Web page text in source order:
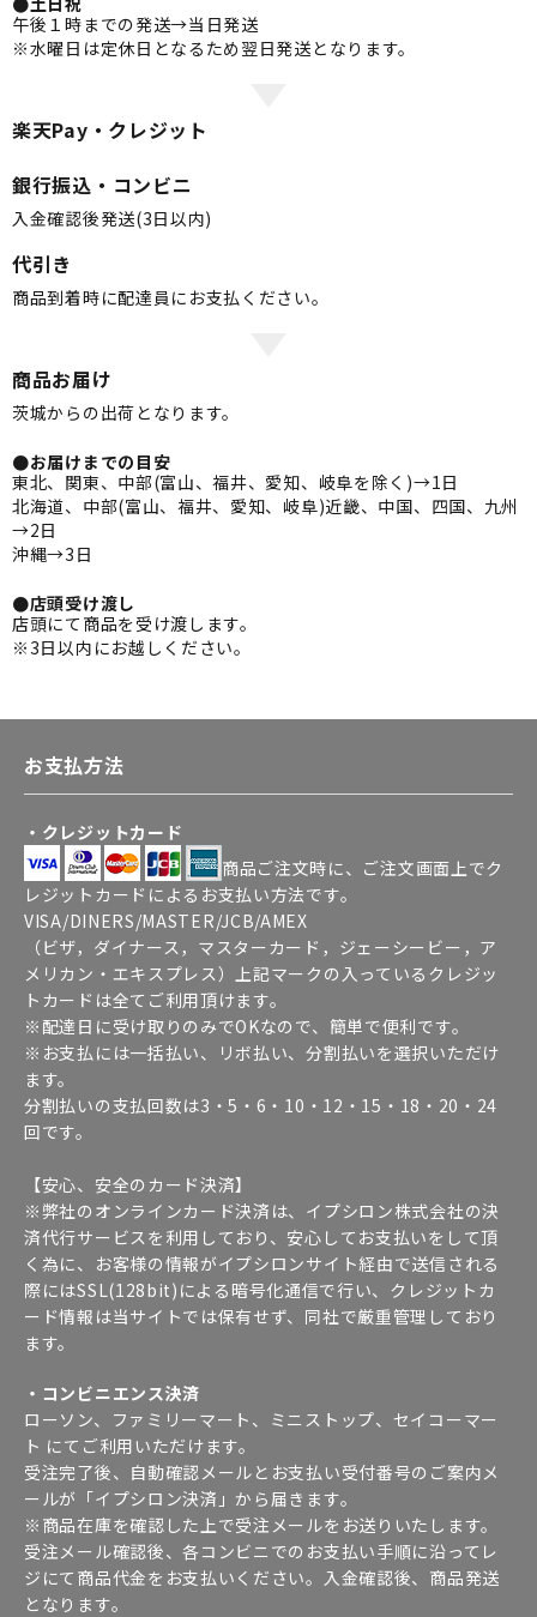
午後１時までの発送→当日発送
※水曜日は定休日となるため翌日発送となります。
楽天Pay・クレジット
銀行振込・コンビニ
入金確認後発送(3日以内)
代引き
商品到着時に配達員にお支払ください。
商品お届け
茨城からの出荷となります。
●お届けまでの目安
東北、関東、中部(富山、福井、愛知、岐阜を除く)→1日
北海道、中部(富山、福井、愛知、岐阜)近畿、中国、四国、九州
→2日
沖縄→3日
●店頭受け渡し
店頭にて商品を受け渡します。
※3日以内にお越しください。
お支払方法
・クレジットカード
商品ご注文時に、ご注文画面上でク
レジットカードによるお支払い方法です。
VISA/DINERS/MASTER/JCB/AMEX
（ビザ，ダイナース，マスターカード，ジェーシービー，ア
メリカン・エキスプレス）上記マークの入っているクレジッ
トカードは全てご利用頂けます。
※配達日に受け取りのみでOKなので、簡単で便利です。
※お支払には一括払い、リボ払い、分割払いを選択いただけ
ます。
分割払いの支払回数は3・5・6・10・12・15・18・20・24
回です。
【安心、安全のカード決済】
※弊社のオンラインカード決済は、イプシロン株式会社の決
済代行サービスを利用しており、安心してお支払いをして頂
く為に、お客様の情報がイプシロンサイト経由で送信される
際にはSSL(128bit)による暗号化通信で行い、クレジットカ
ード情報は当サイトでは保有せず、同社で厳重管理しており
ます。
・コンビニエンス決済
ローソン、ファミリーマート、ミニストップ、セイコーマー
ト にてご利用いただけます。
受注完了後、自動確認メールとお支払い受付番号のご案内メ
ールが「イプシロン決済」から届きます。
※商品在庫を確認した上で受注メールをお送りいたします。
受注メール確認後、各コンビニでのお支払い手順に沿ってレ
ジにて商品代金をお支払いください。入金確認後、商品発送
となります。